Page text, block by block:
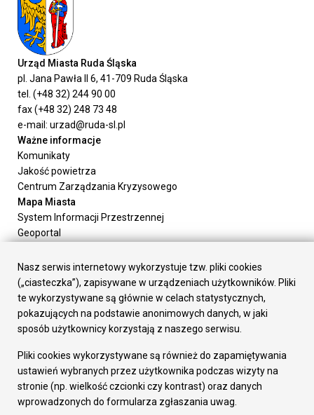
Urząd Miasta Ruda Śląska
pl. Jana Pawła II 6, 41-709 Ruda Śląska
tel. (+48 32) 244 90 00
fax (+48 32) 248 73 48
e-mail: urzad@ruda-sl.pl
Ważne informacje
Komunikaty
Jakość powietrza
Centrum Zarządzania Kryzysowego
Mapa Miasta
System Informacji Przestrzennej
Geoportal
Załatw sprawę
Prezydent Miasta
Rada Miasta
Wydziały
Elektroniczna Skrzynka Podawcza
Gospodarka
Fundusze europejskie
Środki krajowe
Oferty inwestycyjne
Nasz serwis internetowy wykorzystuje tzw. pliki cookies
(„ciasteczka”), zapisywane w urządzeniach użytkowników. Pliki
te wykorzystywane są głównie w celach statystycznych,
pokazujących na podstawie anonimowych danych, w jaki
sposób użytkownicy korzystają z naszego serwisu.
Pliki cookies wykorzystywane są również do zapamiętywania
ustawień wybranych przez użytkownika podczas wizyty na
stronie (np. wielkość czcionki czy kontrast) oraz danych
wprowadzonych do formularza zgłaszania uwag.